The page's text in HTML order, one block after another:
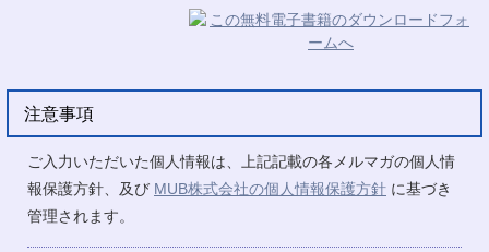
注意事項
ご入力いただいた個人情報は、上記記載の各メルマガの個人情
報保護方針、及び MUB株式会社の個人情報保護方針 に基づき
管理されます。